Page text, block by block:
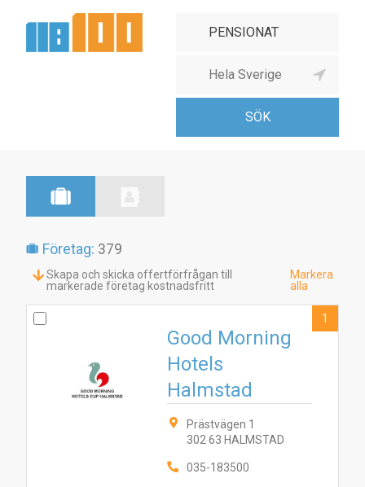
Företag: 379
Skapa och skicka offertförfrågan till
markerade företag kostnadsfritt
Markera
alla
Good Morning
Hotels
Halmstad
Prästvägen 1
302 63 HALMSTAD
035-183500
1